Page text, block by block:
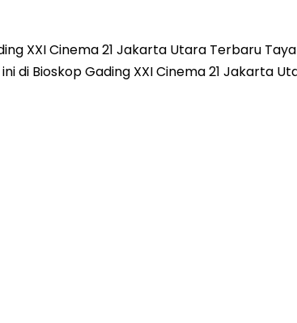
XXI Cinema 21 Jakarta Utara Terbaru
di Bioskop Gading XXI Cinema 21 Jakarta